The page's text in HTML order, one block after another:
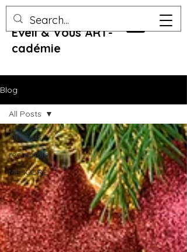
Eveil & Vous ART-
cadémie
Blog
All Posts
recreature
MERCURE
All Posts